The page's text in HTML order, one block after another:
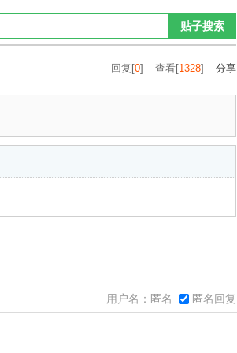
贴子搜索
回复[0] 查看[1328] 分享
用户名：匿名 匿名回复